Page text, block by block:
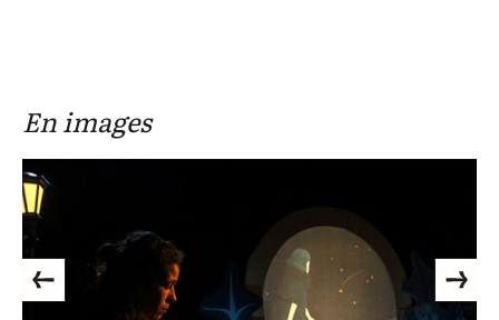
En images
Previous Next